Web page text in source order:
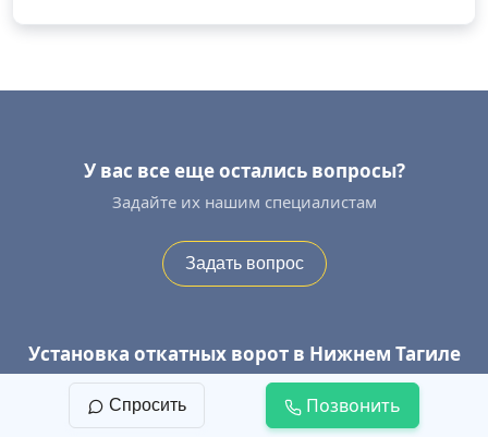
У вас все еще остались вопросы?
Задайте их нашим специалистам
Задать вопрос
Установка откатных ворот в Нижнем Тагиле
Оставьте заявку на замер прямо сейчас
Спросить Позвонить